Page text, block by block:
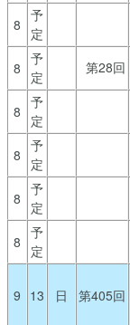
8
予
定
8
予
定
第28回
8
予
定
8
予
定
8
予
定
8
予
定
9 13 日 第405回